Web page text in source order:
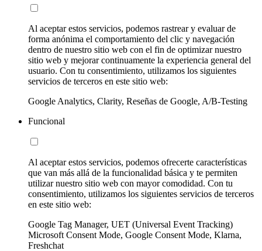
Al aceptar estos servicios, podemos rastrear y evaluar de
forma anónima el comportamiento del clic y navegación
dentro de nuestro sitio web con el fin de optimizar nuestro
sitio web y mejorar continuamente la experiencia general del
usuario. Con tu consentimiento, utilizamos los siguientes
servicios de terceros en este sitio web:
Google Analytics, Clarity, Reseñas de Google, A/B-Testing
Funcional
Al aceptar estos servicios, podemos ofrecerte características
que van más allá de la funcionalidad básica y te permiten
utilizar nuestro sitio web con mayor comodidad. Con tu
consentimiento, utilizamos los siguientes servicios de terceros
en este sitio web:
Google Tag Manager, UET (Universal Event Tracking)
Microsoft Consent Mode, Google Consent Mode, Klarna,
Freshchat